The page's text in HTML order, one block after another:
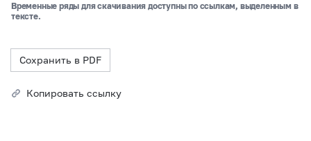
Временные ряды для скачивания доступны по ссылкам, выделенным в
тексте.
Сохранить в PDF
Копировать ссылку